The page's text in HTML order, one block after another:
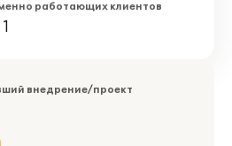
работающих клиентов
внедрение/проект